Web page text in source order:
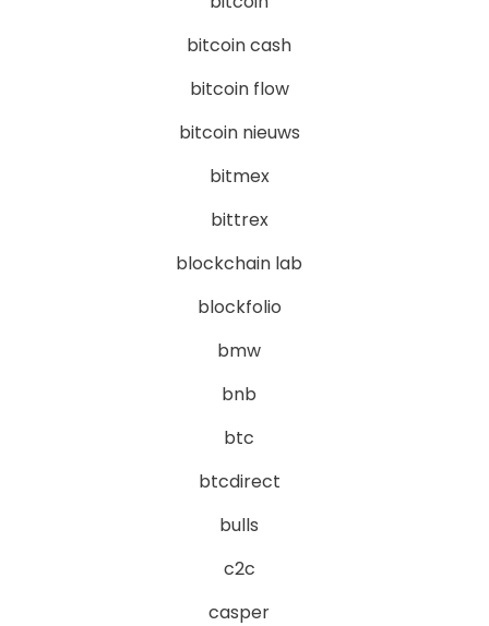
bitcoin cash
bitcoin flow
bitcoin nieuws
bitmex
bittrex
blockchain lab
blockfolio
bmw
bnb
btc
btcdirect
bulls
c2c
casper